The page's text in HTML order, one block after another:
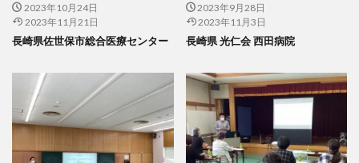
2023年10月24日
2023年11月21日
長崎県佐世保市総合医療センター
2023年9月28日
2023年11月3日
長崎県 光仁会 西田病院